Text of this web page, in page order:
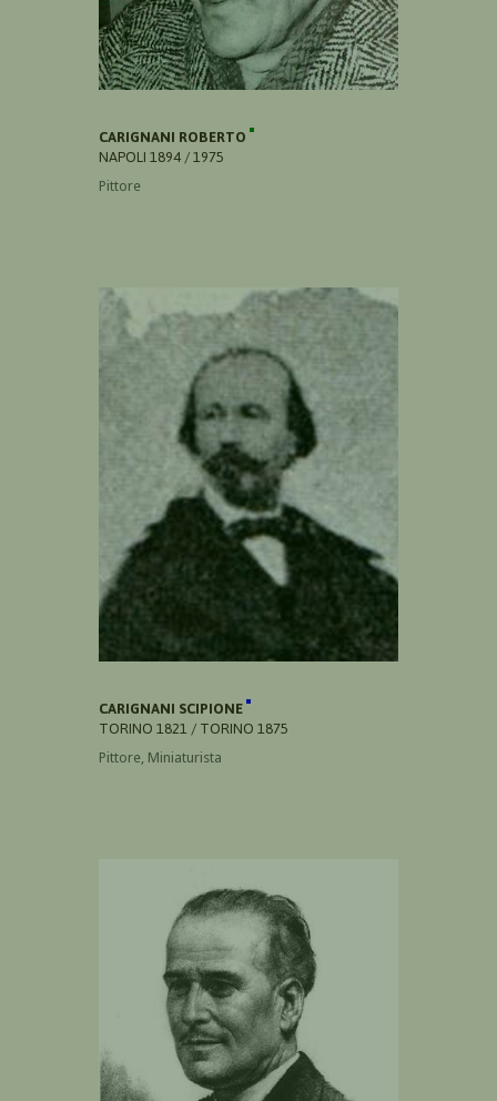
CARIGNANI ROBERTO
NAPOLI 1894 / 1975
Pittore
CARIGNANI SCIPIONE
TORINO 1821 / TORINO 1875
Pittore, Miniaturista